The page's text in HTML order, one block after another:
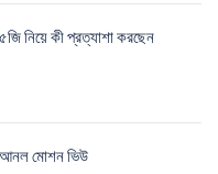
নিয়ে কী প্রত্যাশা করছেন
আনল মোশন ভিউ